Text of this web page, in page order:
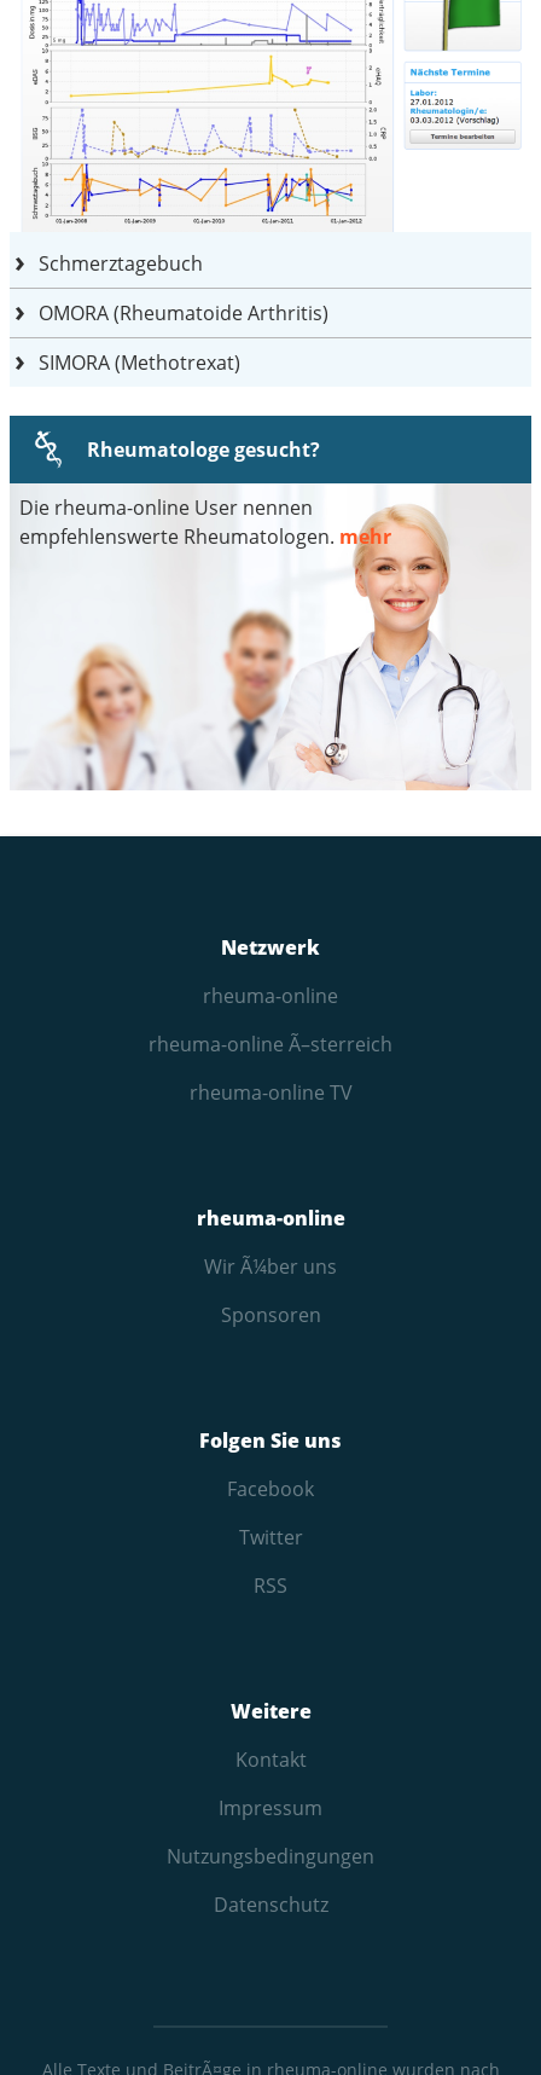
Schmerztagebuch
OMORA (Rheumatoide Arthritis)
SIMORA (Methotrexat)
Rheumatologe gesucht?
Die rheuma-online User nennen
empfehlenswerte Rheumatologen. mehr
Netzwerk
rheuma-online
rheuma-online Ã–sterreich
rheuma-online TV
rheuma-online
Wir Ã¼ber uns
Sponsoren
Folgen Sie uns
Facebook
Twitter
RSS
Weitere
Kontakt
Impressum
Nutzungs­bedingungen
Datenschutz
Alle Texte und BeitrÃ¤ge in rheuma-online wurden nach